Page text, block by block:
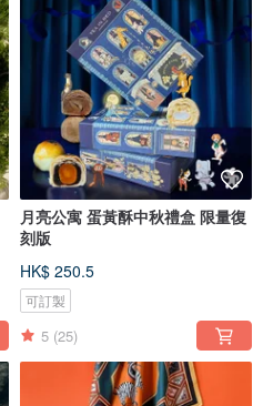
月亮公寓 蛋黃酥中秋禮盒 限量復
刻版
HK$ 250.5
可訂製
5 (25)